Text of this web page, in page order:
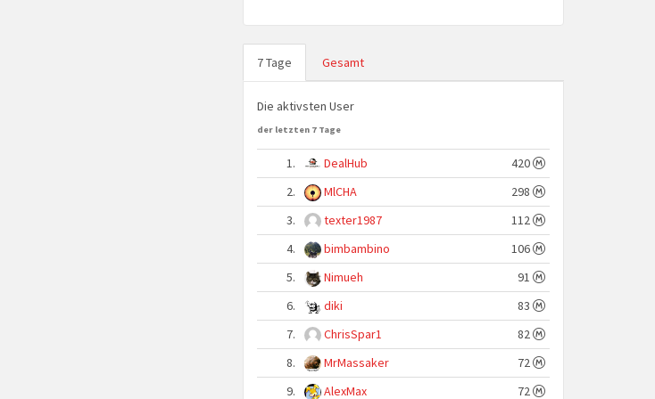
7 Tage Gesamt
Die aktivsten User
der letzten 7 Tage
1. DealHub
420
2.
MlCHA
298
3.
texter1987
112
4.
bimbambino
106
5.
Nimueh
91
6.
diki
83
7.
ChrisSpar1
82
8.
MrMassaker
72
9.
AlexMax 72